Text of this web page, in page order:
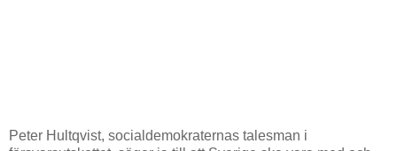
Peter Hultqvist, socialdemokraternas talesman i